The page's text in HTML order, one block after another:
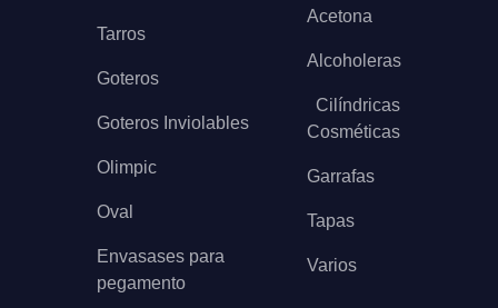
Tarros
Goteros
Goteros Inviolables
Olimpic
Oval
Envasases para
pegamento
Acetona
Alcoholeras
Cilíndricas
Cosméticas
Garrafas
Tapas
Varios